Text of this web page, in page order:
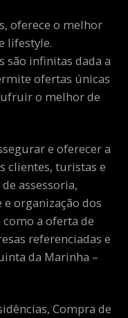
oferece o melhor
lifestyle.
são infinitas dada a
ofertas únicas
o melhor de
e oferecer a
clientes, turistas e
assessoria,
organização dos
a oferta de
referenciadas e
da Marinha –
Compra de